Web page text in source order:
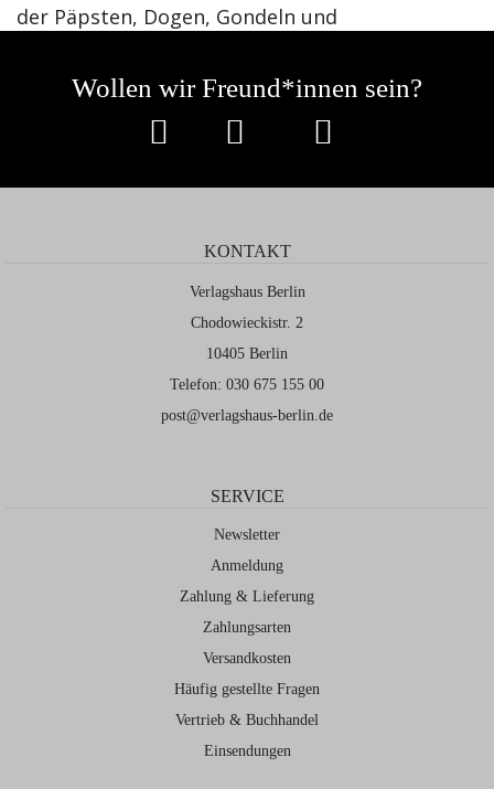
der Päpsten, Dogen, Gondeln und
Elzes Verse über. Es ist kein Wunder,
Tintorettos Gemälden schreibt: Hier
Betrachten eines Gemäldes war ein
in den Körper ein. Das ist nicht
Bild vor Augen, das zerfließt, sobald
wir es betreten, ein langsames
ermatten im labyrinth .
Wollen wir Freund*innen sein?
KONTAKT
Verlagshaus Berlin
Chodowieckistr. 2
10405 Berlin
Telefon: 030 675 155 00
post@verlagshaus-berlin.de
SERVICE
Newsletter
Anmeldung
Zahlung & Lieferung
Zahlungsarten
Versandkosten
Häufig gestellte Fragen
Vertrieb & Buchhandel
Einsendungen